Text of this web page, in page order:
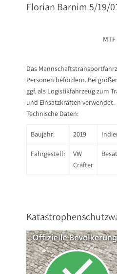
Florian Barnim 5/19/
MTF
Das
Personen befördern. Bei
ggf. als Logistikfahrzeug zum
und Einsatzkräften verwendet.
Technische Daten:
Baujahr: 2019
Fahrgestell:
VW
Crafter